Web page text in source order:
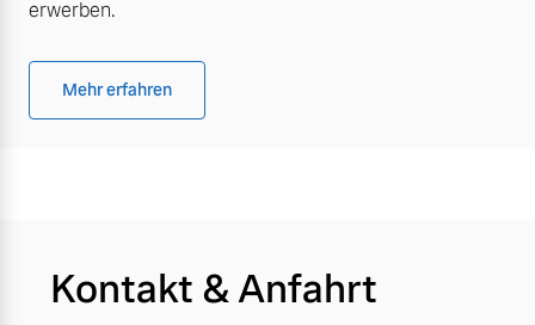
erwerben.
Mehr erfahren
Kontakt & Anfahrt